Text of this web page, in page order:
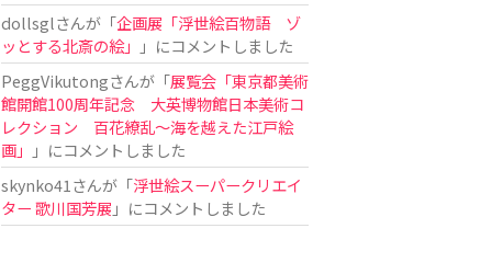
dollsglさんが「企画展「浮世絵百物語 ゾ
ッとする北斎の絵」
」にコメントしました
PeggVikutongさんが「展覧会「東京都美術
館開館100周年記念 大英博物館日本美術コ
レクション 百花繚乱〜海を越えた江戸絵
画」
」にコメントしました
skynko41 さんが「浮世絵スーパークリエイ
ター 歌川国芳展 」にコメントしました